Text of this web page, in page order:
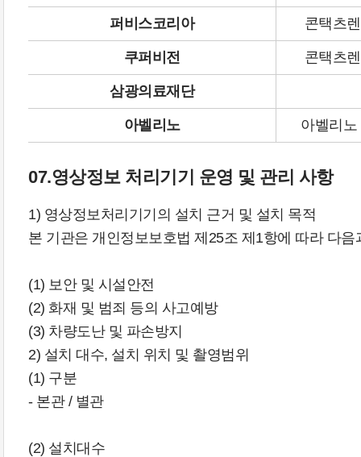
퍼비스코리아 콘택츠
쿠퍼비전 콘택츠
삼광의료재단
아벨리노 아벨리
07.영상정보 처리기기 운영 및 관리 사항
1) 영상정보처리기기의 설치 근거 및 설치 목적
본 기관은 개인정보보호법 제25조 제1항에 따라 다
(1) 보안 및 시설안전
(2) 화재 및 범죄 등의 사고예방
(3) 차량도난 및 파손방지
2) 설치 대수, 설치 위치 및 촬영범위
(1) 구분
- 본관 / 별관
(2) 설치대수